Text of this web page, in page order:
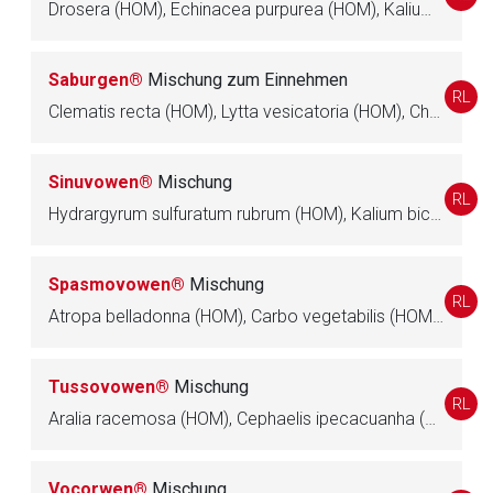
Drosera (HOM), Echinacea purpurea (HOM), Kalium iodatum (HOM), Lobelia inflata (HOM), Pinus sylvestris (HOM)
Saburgen® Mischung zum Einnehmen
Clematis recta (HOM), Lytta vesicatoria (HOM), Chondrodendron (HOM), Populus tremuloides (HOM), Serenoa repens (HOM)
RL
Sinuvowen® Mischung
Hydrargyrum sulfuratum rubrum (HOM), Kalium bichromicum (HOM), Luffa operculata (HOM)
RL
Spasmovowen® Mischung
Atropa belladonna (HOM), Carbo vegetabilis (HOM), Citrullus colocynthis (HOM), Plumbum metallicum (HOM), Strychnos nux-vomica (HOM)
RL
Tussovowen® Mischung
Aralia racemosa (HOM), Cephaelis ipecacuanha (HOM), Cetraria islandica (HOM), Drosera (HOM), Grindelia robusta (HOM), Inula helenium (HOM), Sanguinaria canadensis (HOM), Solanum dulcamara (HOM)
RL